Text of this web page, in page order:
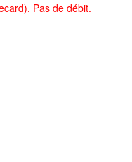
Pas de débit.